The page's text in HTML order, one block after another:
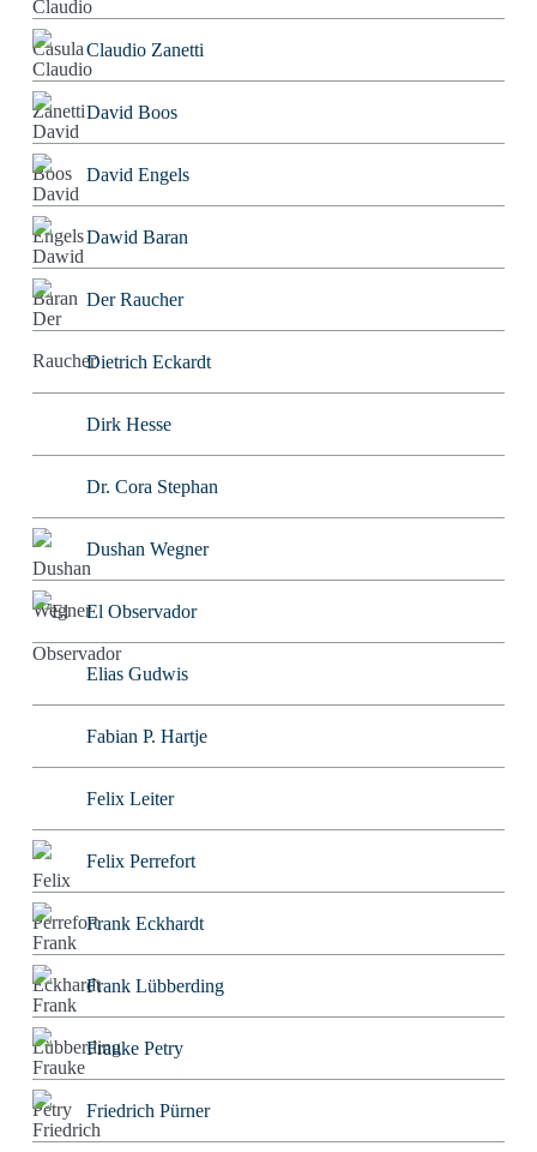
Claudio Zanetti
David Boos
David Engels
Dawid Baran
Der Raucher
Dietrich Eckardt
Dirk Hesse
Dr. Cora Stephan
Dushan Wegner
El Observador
Elias Gudwis
Fabian P. Hartje
Felix Leiter
Felix Perrefort
Frank Eckhardt
Frank Lübberding
Frauke Petry
Friedrich Pürner